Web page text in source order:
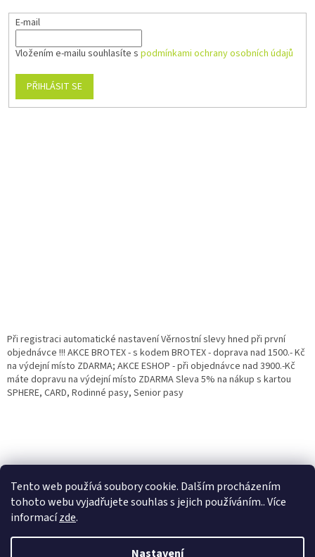
Tento web používá soubory cookie. Dalším procházením
tohoto webu vyjadřujete souhlas s jejich používáním.. Více
informacízde.
Nastavení
E-mail
Vložením e-mailu souhlasíte s podmínkami ochrany osobních údajů
PŘIHLÁSIT SE
Při registraci automatické nastavení Věrnostní slevy hned při první
objednávce !!! AKCE BROTEX - s kodem BROTEX - doprava nad 1500.- Kč
na výdejní místo ZDARMA; AKCE ESHOP - při objednávce nad 3900.-Kč
máte dopravu na výdejní místo ZDARMA Sleva 5% na nákup s kartou
SPHERE, CARD, Rodinné pasy, Senior pasy